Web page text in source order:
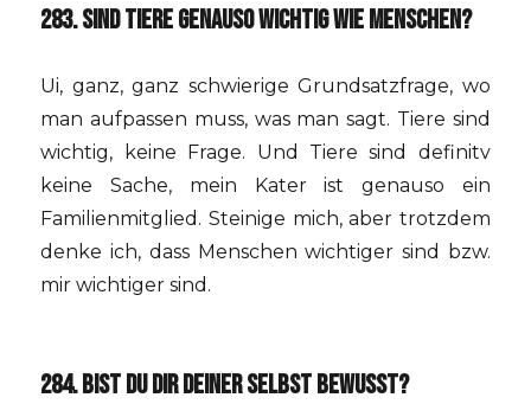
283. SIND TIERE GENAUSO WICHTIG WIE MENSCHEN?
Ui, ganz, ganz schwierige Grundsatzfrage, wo
man aufpassen muss, was man sagt. Tiere sind
wichtig, keine Frage. Und Tiere sind definitv
keine Sache, mein Kater ist genauso ein
Familienmitglied. Steinige mich, aber trotzdem
denke ich, dass Menschen wichtiger sind bzw.
mir wichtiger sind.
284. BIST DU DIR DEINER SELBST BEWUSST?